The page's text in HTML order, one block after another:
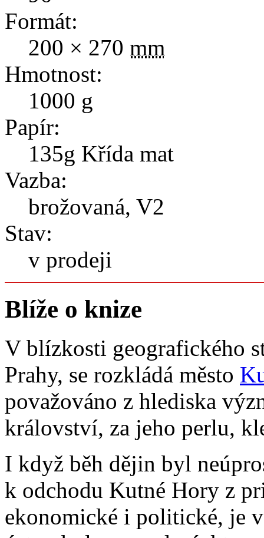
Formát:
200 × 270 mm
Hmotnost:
1000 g
Papír:
135g Křída mat
Vazba:
brožovaná, V2
Stav:
v prodeji
Blíže o knize
V blízkosti geografického
Prahy, se rozkládá město
považováno z hlediska
království, za jeho perlu,
I když běh dějin byl
k odchodu Kutné Hory z
ekonomické i politické, je